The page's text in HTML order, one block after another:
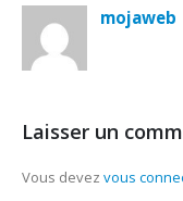
mojaweb
Laisser un
Vous devez vous